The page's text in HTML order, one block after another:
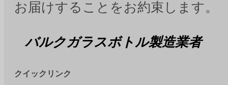
お届けすることをお約束します。
バルクガラスボトル製造業者
クイックリンク